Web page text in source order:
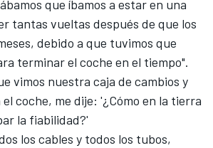
que íbamos a estar en una
tantas vueltas después de que los
debido a que tuvimos que
terminar el coche en el tiempo".
vimos nuestra caja de cambios y
coche, me dije: '¿Cómo en la tierra
la fiabilidad?'
los cables y todos los tubos,